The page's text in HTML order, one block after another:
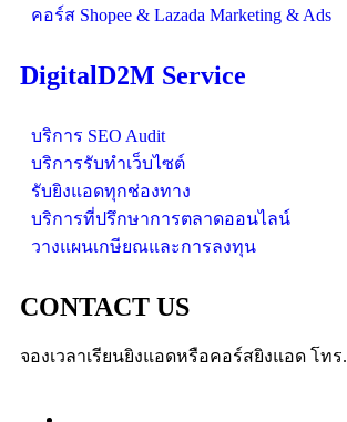
คอร์ส Shopee & Lazada Marketing & Ads
DigitalD2M Service
บริการ SEO Audit
บริการรับทำเว็บไซต์
รับยิงแอดทุกช่องทาง
บริการที่ปรึกษาการตลาดออนไลน์
วางแผนเกษียณและการลงทุน
CONTACT US
จองเวลาเรียนยิงแอดหรือคอร์สยิงแอด โทร.